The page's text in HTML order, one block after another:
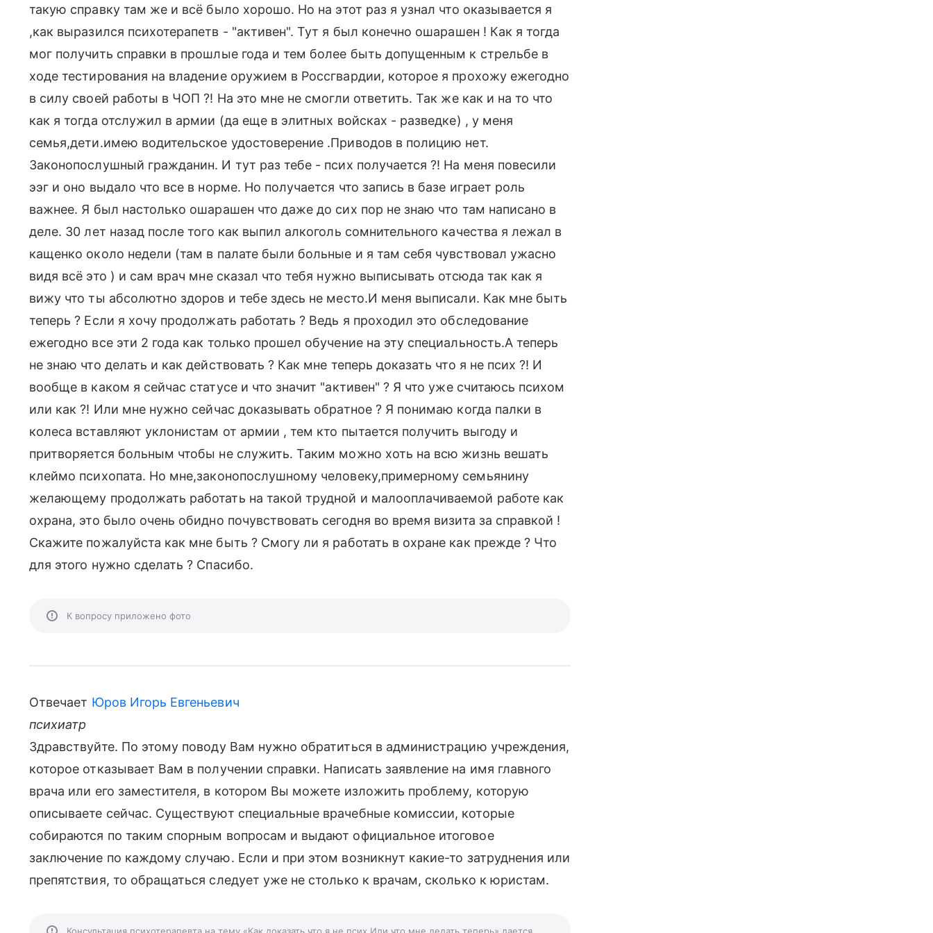
такую справку там же и всё было хорошо. Но на этот раз я узнал что оказывается я
,как выразился психотерапетв - "активен". Тут я был конечно ошарашен ! Как я тогда
мог получить справки в прошлые года и тем более быть допущенным к стрельбе в
ходе тестирования на владение оружием в Россгвардии, которое я прохожу ежегодно
в силу своей работы в ЧОП ?! На это мне не смогли ответить. Так же как и на то что
как я тогда отслужил в армии (да еще в элитных войсках - разведке) , у меня
семья,дети.имею водительское удостоверение .Приводов в полицию нет.
Законопослушный гражданин. И тут раз тебе - псих получается ?! На меня повесили
ээг и оно выдало что все в норме. Но получается что запись в базе играет роль
важнее. Я был настолько ошарашен что даже до сих пор не знаю что там написано в
деле. 30 лет назад после того как выпил алкоголь сомнительного качества я лежал в
кащенко около недели (там в палате были больные и я там себя чувствовал ужасно
видя всё это ) и сам врач мне сказал что тебя нужно выписывать отсюда так как я
вижу что ты абсолютно здоров и тебе здесь не место.И меня выписали. Как мне быть
теперь ? Если я хочу продолжать работать ? Ведь я проходил это обследование
ежегодно все эти 2 года как только прошел обучение на эту специальность.А теперь
не знаю что делать и как действовать ? Как мне теперь доказать что я не псих ?! И
вообще в каком я сейчас статусе и что значит "активен" ? Я что уже считаюсь психом
или как ?! Или мне нужно сейчас доказывать обратное ? Я понимаю когда палки в
колеса вставляют уклонистам от армии , тем кто пытается получить выгоду и
притворяется больным чтобы не служить. Таким можно хоть на всю жизнь вешать
клеймо психопата. Но мне,законопослушному человеку,примерному семьянину
желающему продолжать работать на такой трудной и малооплачиваемой работе как
охрана, это было очень обидно почувствовать сегодня во время визита за справкой !
Скажите пожалуйста как мне быть ? Смогу ли я работать в охране как прежде ? Что
для этого нужно сделать ? Спасибо.
К вопросу приложено фото
Отвечает Юров Игорь Евгеньевич
психиатр
Здравствуйте. По этому поводу Вам нужно обратиться в администрацию учреждения,
которое отказывает Вам в получении справки. Написать заявление на имя главного
врача или его заместителя, в котором Вы можете изложить проблему, которую
описываете сейчас. Существуют специальные врачебные комиссии, которые
собираются по таким спорным вопросам и выдают официальное итоговое
заключение по каждому случаю. Если и при этом возникнут какие-то затруднения или
препятствия, то обращаться следует уже не столько к врачам, сколько к юристам.